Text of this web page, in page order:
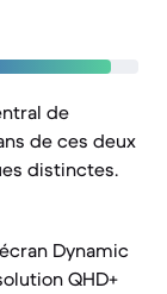
de
de ces deux
distinctes.
Dynamic
QHD+